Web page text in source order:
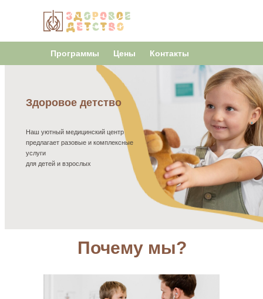
Контакты
Цены
Программы
Здоровое детство
Наш уютный медицинский центр
предлагает разовые и комплексные
услуги
для детей и взрослых
Почему мы?